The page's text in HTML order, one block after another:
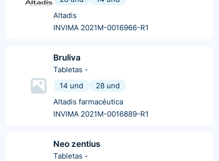
Altadis
INVIMA 2021M-0016966-R1
Bruliva
Tabletas -
14 und
28 und
Altadis farmacéutica
INVIMA 2021M-0016889-R1
Neo zentius
Tabletas -